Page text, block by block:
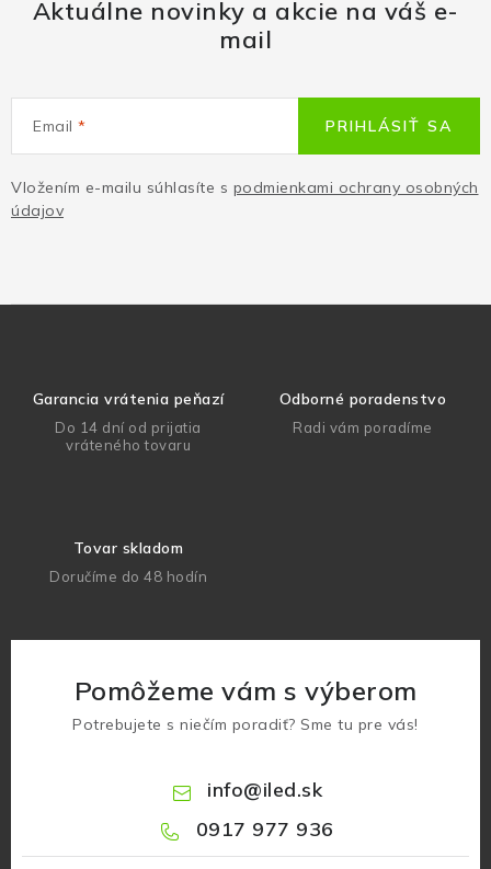
Aktuálne novinky a akcie na váš e-
mail
Email
Vložením e-mailu súhlasíte s podmienkami ochrany osobných
údajov
PRIHLÁSIŤ SA
Garancia vrátenia peňazí
Do 14 dní od prijatia
vráteného tovaru
Odborné poradenstvo
Radi vám poradíme
Tovar skladom
Doručíme do 48 hodín
Pomôžeme vám s výberom
Potrebujete s niečím poradiť? Sme tu pre vás!
info@iled.sk
0917 977 936